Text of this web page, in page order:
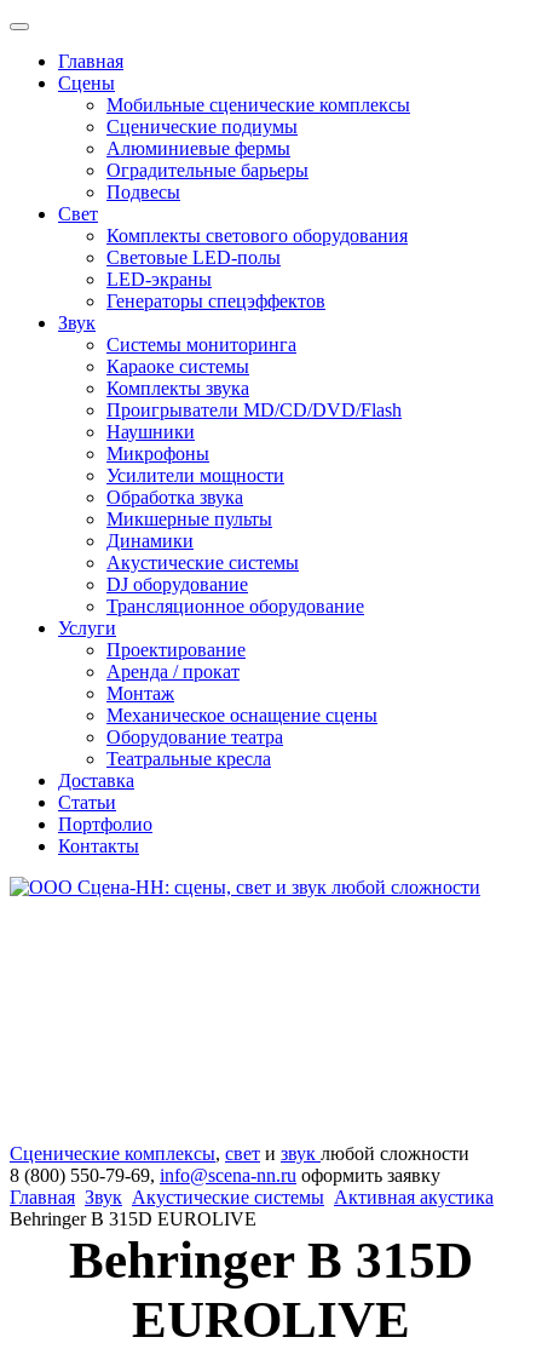
Главная
Сцены
Мобильные сценические комплексы
Сценические подиумы
Алюминиевые фермы
Оградительные барьеры
Подвесы
Свет
Комплекты светового оборудования
Световые LED-полы
LED-экраны
Генераторы спецэффектов
Звук
Системы мониторинга
Караоке системы
Комплекты звука
Проигрыватели MD/CD/DVD/Flash
Наушники
Микрофоны
Усилители мощности
Обработка звука
Микшерные пульты
Динамики
Акустические системы
DJ оборудование
Трансляционное оборудование
Услуги
Проектирование
Аренда / прокат
Монтаж
Механическое оснащение сцены
Оборудование театра
Театральные кресла
Доставка
Статьи
Портфолио
Контакты
Сценические комплексы, свет и звук любой сложности
8 (800) 550-79-69, info@scena-nn.ru оформить заявку
Главная Звук Акустические системы Активная акустика
Behringer B 315D EUROLIVE
Behringer B 315D
EUROLIVE